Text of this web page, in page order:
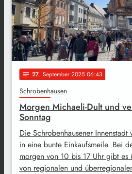
notes 27. September 2025 06:43
Schrobenhausen
Morgen Michaeli-Dult und
Sonntag
Die Schrobenhausener
in eine bunte Einkaufsmeile. Bei
morgen von 10 bis 17 Uhr gibt es
von regionalen und